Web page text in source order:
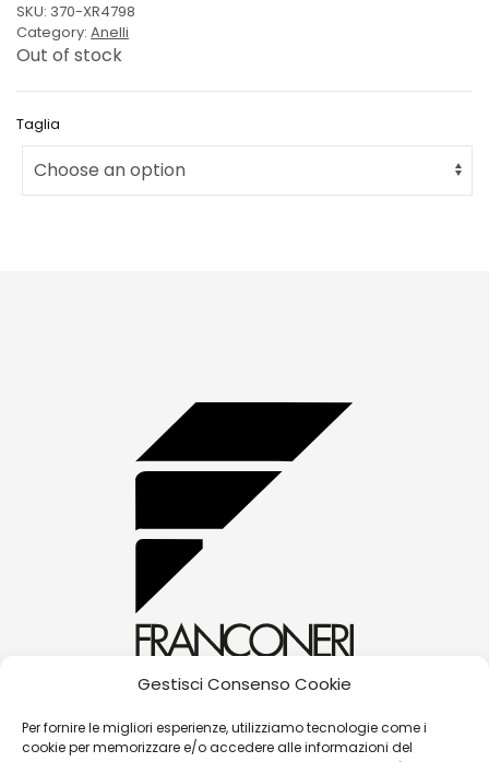
Gestisci Consenso Cookie
Per fornire le migliori esperienze, utilizziamo tecnologie come i
cookie per memorizzare e/o accedere alle informazioni del
SKU: 370-XR4798
Category: Anelli
Out of stock
Taglia
(+39) 0572 70087